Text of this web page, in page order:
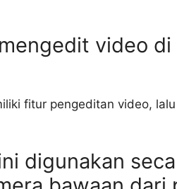
video
fitur pengeditan video,
digunakan